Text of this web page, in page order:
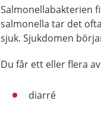
Salmonellabakterien
salmonella tar det
sjuk. Sjukdomen
Du får ett eller flera
diarré